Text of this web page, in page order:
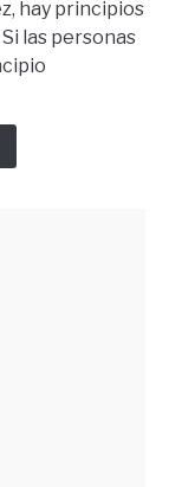
hay principios
las personas